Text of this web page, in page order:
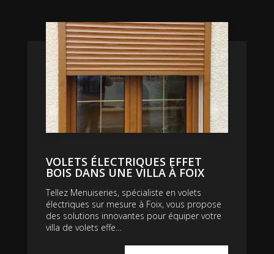
VOLETS ÉLECTRIQUES EFFET
BOIS DANS UNE VILLA À FOIX
Tellez Menuiseries, spécialiste en volets
électriques sur mesure à Foix, vous propose
des solutions innovantes pour équiper votre
villa de volets effe...